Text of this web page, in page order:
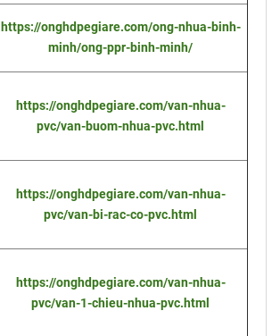
https://onghdpegiare.com/ong-nhua-binh-
minh/ong-ppr-binh-minh/
https://onghdpegiare.com/van-nhua-
pvc/van-buom-nhua-pvc.html
https://onghdpegiare.com/van-nhua-
pvc/van-bi-rac-co-pvc.html
https://onghdpegiare.com/van-nhua-
pvc/van-1-chieu-nhua-pvc.html